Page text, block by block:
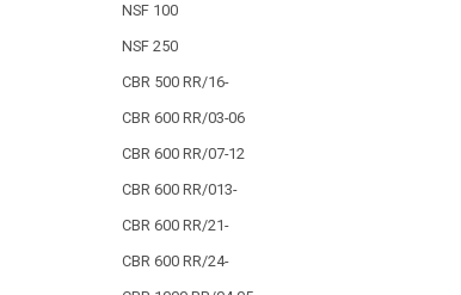
NSF 100
NSF 250
CBR 500 RR/16-
CBR 600 RR/03-06
CBR 600 RR/07-12
CBR 600 RR/013-
CBR 600 RR/21-
CBR 600 RR/24-